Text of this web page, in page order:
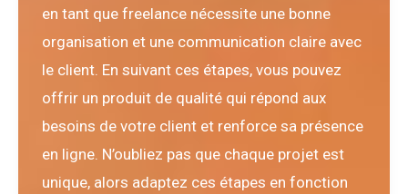
en tant que freelance nécessite une bonne
organisation et une communication claire avec
le client. En suivant ces étapes, vous pouvez
offrir un produit de qualité qui répond aux
besoins de votre client et renforce sa présence
en ligne. N’oubliez pas que chaque projet est
unique, alors adaptez ces étapes en fonction